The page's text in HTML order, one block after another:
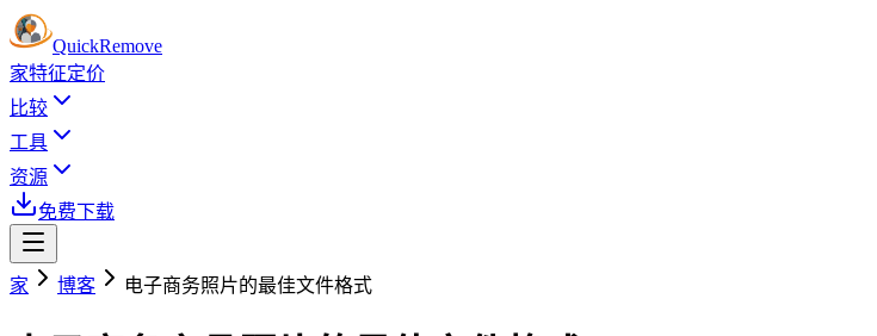
QuickRemove
家特征定价
比较
工具
资源
免费下载
家 博客 电子商务照片的最佳文件格式